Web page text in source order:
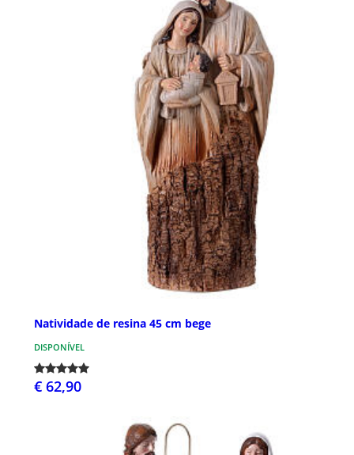
Natividade de resina 45 cm bege
DISPONÍVEL
€ 62,90